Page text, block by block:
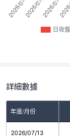
日收
詳細數據
年度/月份
2026/07/13